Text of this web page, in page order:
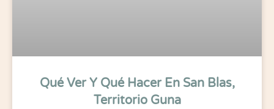
Qué Ver Y Qué Hacer En San Blas,
Territorio Guna